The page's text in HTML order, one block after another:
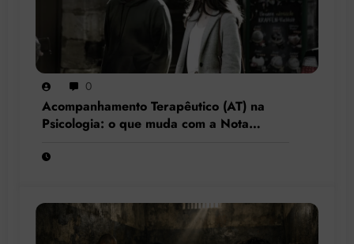
0
Acompanhamento Terapêutico (AT) na
Psicologia: o que muda com a Nota